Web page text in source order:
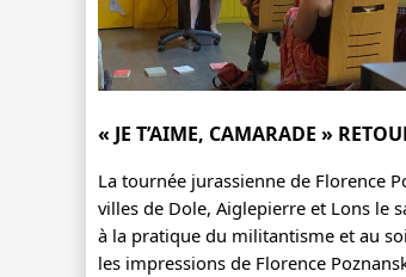
« JE T’AIME, CAMARADE »
La tournée jurassienne de Florence
villes de Dole, Aiglepierre et Lons le
à la pratique du militantisme et au
les impressions de Florence